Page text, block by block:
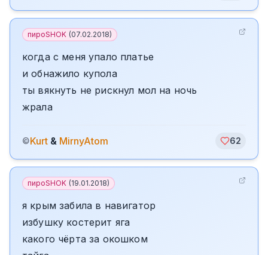
пироSHOK (07.02.2018)
когда с меня упало платье
и обнажило купола
ты вякнуть не рискнул мол на ночь
жрала
©Kurt & MirnyAtom 62
пироSHOK (19.01.2018)
я крым забила в навигатор
избушку костерит яга
какого чёрта за окошком